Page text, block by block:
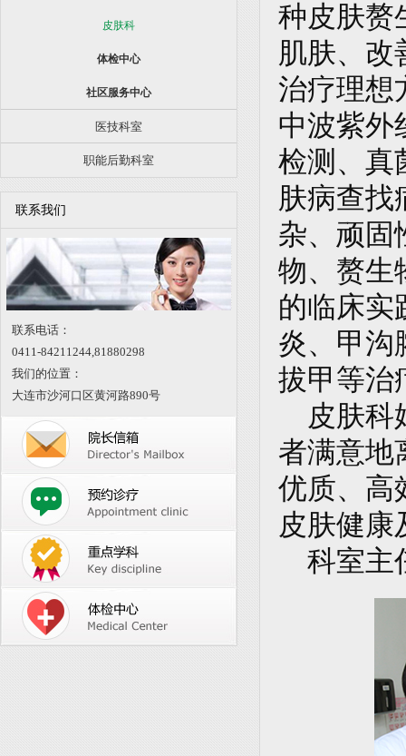
皮肤科
体检中心
社区服务中心
医技科室
职能后勤科室
联系我们
联系电话：
0411-84211244,81880298
我们的位置：
大连市沙河口区黄河路890号
种皮肤赘
肌肤、改
治疗理想
中波紫外
检测、真
肤病查找
杂、顽固
物、赘生
的临床实
炎、甲沟
拔甲等治
皮肤科
者满意地
优质、高
皮肤健康
科室主